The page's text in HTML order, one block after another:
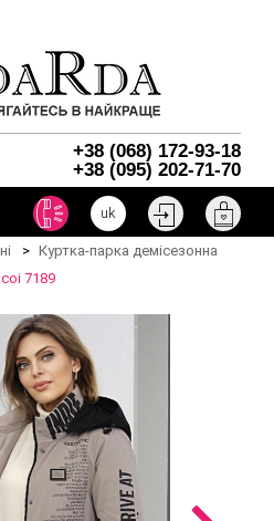
+38 (068) 172-93-18
+38 (095) 202-71-70
uk
Куртка-парка демісезонна
7189